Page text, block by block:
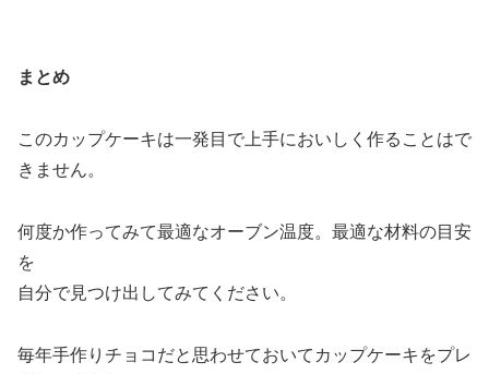
まとめ
このカップケーキは一発目で上手においしく作ることはで
きません。
何度か作ってみて最適なオーブン温度。最適な材料の目安
を
自分で見つけ出してみてください。
毎年手作りチョコだと思わせておいてカップケーキをプレ